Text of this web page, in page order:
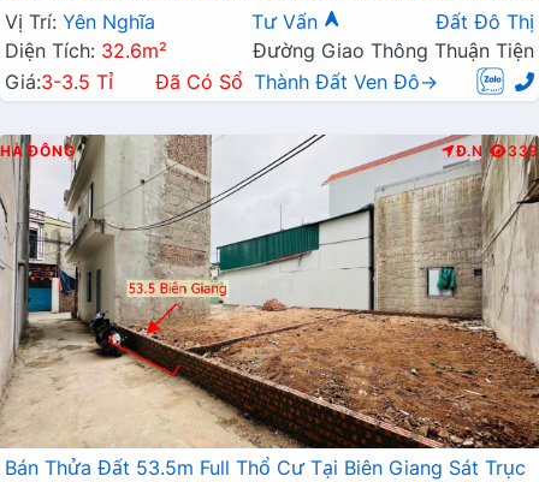
Rộng
Vị Trí: Yên Nghĩa Tư Vấn
Đất Đô Thị
Diện Tích: 32.6m²
Đường Giao Thông Thuận Tiện
Giá:3-3.5 Tỉ Đã Có Sổ Thành Đất Ven Đô→
HÀ ĐÔNG Đ.N 339
Bán Thửa Đất 53.5m Full Thổ Cư Tại Biên Giang Sát Trục